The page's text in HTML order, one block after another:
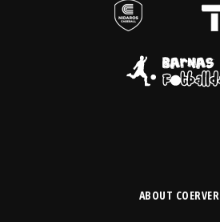
ABOUT COERVER